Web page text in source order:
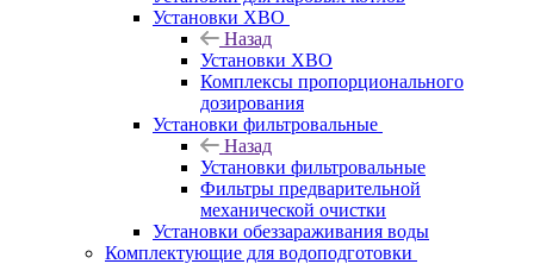
Установки ХВО
Назад
Установки ХВО
Комплексы пропорционального
дозирования
Установки фильтровальные
Назад
Установки фильтровальные
Фильтры предварительной
механической очистки
Установки обеззараживания воды
Комплектующие для водоподготовки